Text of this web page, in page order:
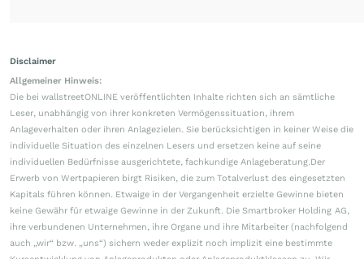
Disclaimer
Allgemeiner Hinweis:
Die bei wallstreetONLINE veröffentlichten Inhalte richten sich an sämtliche
Leser, unabhängig von ihrer konkreten Vermögenssituation, ihrem
Anlageverhalten oder ihren Anlagezielen. Sie berücksichtigen in keiner Weise die
individuelle Situation des einzelnen Lesers und ersetzen keine auf seine
individuellen Bedürfnisse ausgerichtete, fachkundige Anlageberatung.Der
Erwerb von Wertpapieren birgt Risiken, die zum Totalverlust des eingesetzten
Kapitals führen können. Etwaige in der Vergangenheit erzielte Gewinne bieten
keine Gewähr für etwaige Gewinne in der Zukunft. Die Smartbroker Holding AG,
ihre verbundenen Unternehmen, ihre Organe und ihre Mitarbeiter (nachfolgend
auch „wir“ bzw. „uns“) sichern weder explizit noch implizit eine bestimmte